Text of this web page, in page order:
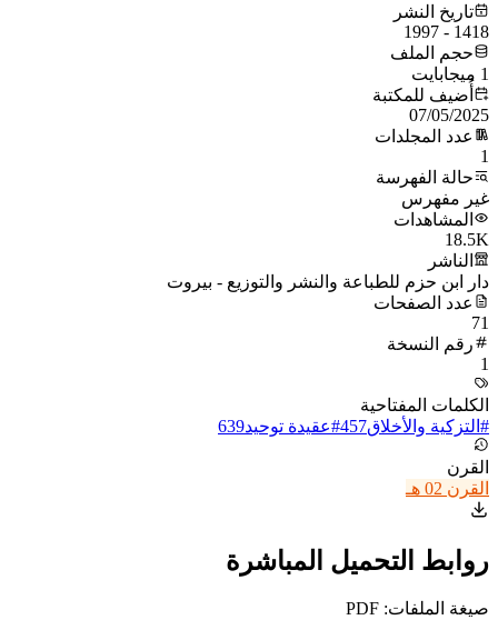
تاريخ النشر
1418 - 1997
حجم الملف
1 ميجابايت
أُضيف للمكتبة
07/05/2025
عدد المجلدات
1
حالة الفهرسة
غير مفهرس
المشاهدات
18.5K
الناشر
دار ابن حزم للطباعة والنشر والتوزيع - بيروت
عدد الصفحات
71
رقم النسخة
1
الكلمات المفتاحية
# التزكية والأخلاق457
#عقيدة توحيد639
القرن
القرن 02 هـ
روابط التحميل المباشرة
صيغة الملفات: PDF